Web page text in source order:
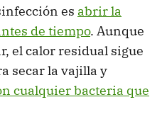
es abrir la
de tiempo. Aunque
el calor residual sigue
secar la vajilla y
cualquier bacteria que